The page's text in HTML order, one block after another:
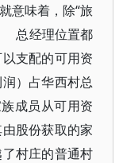
意味着，除“旅
总经理位置都
支配的可用资
）占华西村总
成员从可用资
股份获取的家
村庄的普通村